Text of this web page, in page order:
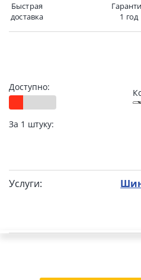
Быстрая
доставка
1 год
Доступно:
За 1 штуку:
Услуги: